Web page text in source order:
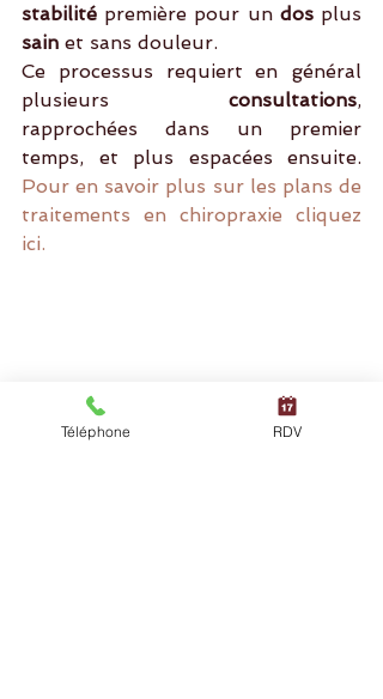
stabilité première pour un dos
sain et sans douleur.
Ce processus requiert en général
plusieurs consultations,
rapprochées dans un premier
Pour en savoir plus sur les plans de
traitements en chiropraxie cliquez
ici.
Téléphone RDV